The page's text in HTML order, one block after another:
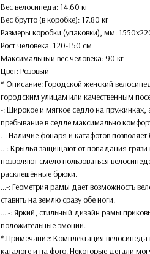
Вес велосипеда: 14.60 кг
Вес брутто (в коробке): 17.80 кг
Размеры коробки (упаковки), мм:
Рост человека: 120-150 см
Максимальный вес человека: 90 кг
Цвет: Розовый
* Описание: Городской женский
городским улицам или качественным
-: Широкое и мягкое седло на
пребывание в седле максимально
.-: Наличие фонаря и катафотов
..-: Крылья защищают от попадания
позволяют смело пользоваться
расклешённые брюки.
...-: Геометрия рамы даёт возможность
ставить на землю сразу обе ноги.
….-: Яркий, стильный дизайн рамы
положительные эмоции.
*.Примечание: Комплектация велосипеда
каталоге и на фото. Некоторые детали